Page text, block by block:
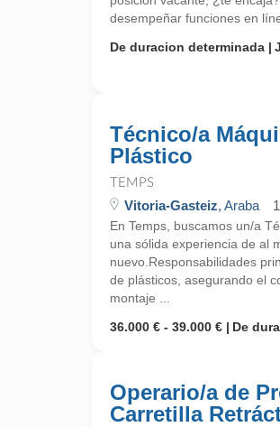
desempeñar funciones en
De duracion determinada
Técnico/a
Plástico
TEMPS
Vitoria-Gasteiz, Araba
En Temps, buscamos un/a
una sólida experiencia de al
nuevo.Responsabilidades
de plásticos, asegurando el
montaje ...
36.000 € - 39.000 €
De
Operario/a de
Carretilla